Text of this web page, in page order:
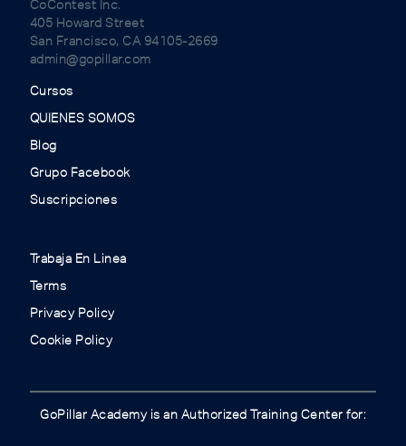
CoContest Inc.
405 Howard Street
San Francisco, CA 94105-2669
admin@gopillar.com
Cursos
QUIENES SOMOS
Blog
Grupo Facebook
Suscripciones
Trabaja En Linea
Terms
Privacy Policy
Cookie Policy
GoPillar Academy is an Authorized Training Center for: